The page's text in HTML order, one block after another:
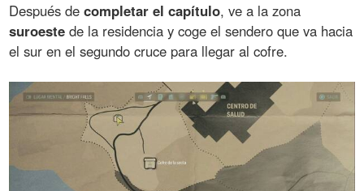
Después decompletar el capítulo, ve a la zona
suroeste de la residencia y coge el sendero que va hacia
el sur en el segundo cruce para llegar al cofre.